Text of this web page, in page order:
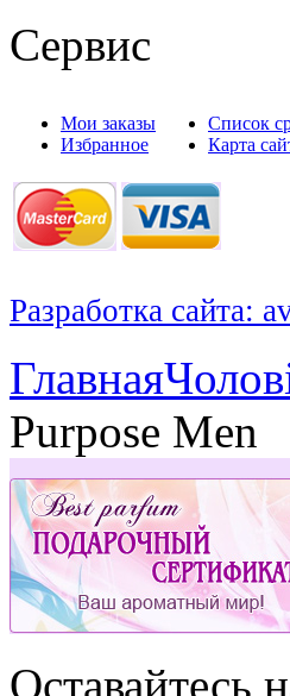
Сервис
Мои заказы
Избранное
Список
Карта
Разработка сайта:
Главная
Purpose Men
Оставайтесь